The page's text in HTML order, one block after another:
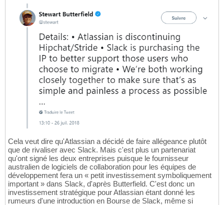
Cela veut dire qu'Atlassian a décidé de faire allégeance plutôt
que de rivaliser avec Slack. Mais c'est plus un partenariat
qu'ont signé les deux entreprises puisque le fournisseur
australien de logiciels de collaboration pour les équipes de
développement fera un « petit investissement symboliquement
important » dans Slack, d'après Butterfield. C'est donc un
investissement stratégique pour Atlassian étant donné les
rumeurs d'une introduction en Bourse de Slack, même si